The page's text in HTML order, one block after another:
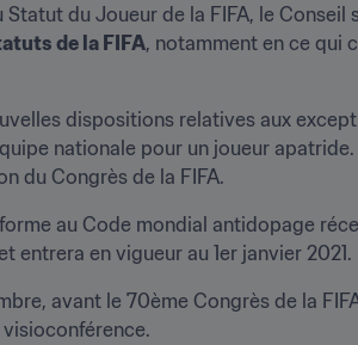
du Joueur de la FIFA, le Conseil
de la FIFA, notamment en ce qui
dispositions relatives aux
nationale pour un joueur
du Congrès de la FIFA.
au Code mondial antidopage
entrera en vigueur au 1er janvier 2021.
avant le 70ème Congrès de la